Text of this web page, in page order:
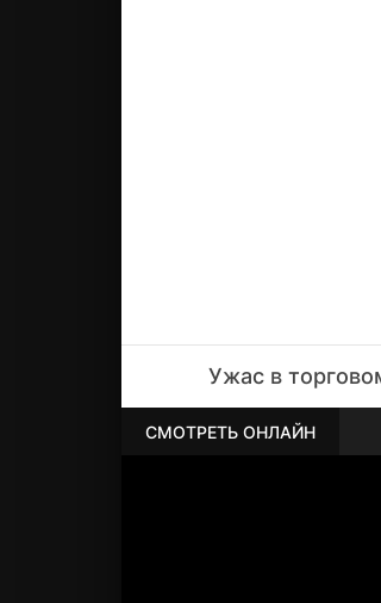
Ужас в
СМОТРЕТЬ ОНЛАЙН